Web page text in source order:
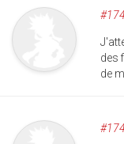
des
de